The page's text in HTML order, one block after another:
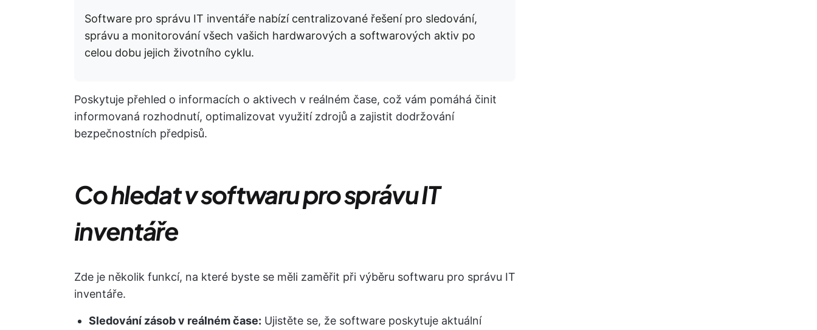
Software pro správu IT inventáře nabízí centralizované řešení pro sledování,
správu a monitorování všech vašich hardwarových a softwarových aktiv po
celou dobu jejich životního cyklu.
Poskytuje přehled o informacích o aktivech v reálném čase, což vám pomáhá činit
informovaná rozhodnutí, optimalizovat využití zdrojů a zajistit dodržování
bezpečnostních předpisů.
Co hledat v softwaru pro správu IT
inventáře
Zde je několik funkcí, na které byste se měli zaměřit při výběru softwaru pro správu IT
inventáře.
Sledování zásob v reálném čase: Ujistěte se, že software poskytuje aktuální